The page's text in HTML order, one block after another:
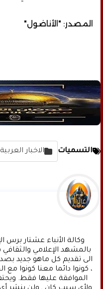
المصدر: "الأناضول"
التسميات الاخبار العربية